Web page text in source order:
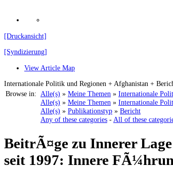
[Druckansicht]
[Syndizierung]
View Article Map
Internationale Politik und Regionen + Afghanistan +
Browse in:
Alle(s) » Meine Themen » Internationale
Alle(s) » Meine Themen » Internationale
Alle(s) » Publikationstyp » Bericht
Any of these categories - All of these
BeitrÃ¤ge zu Innerer
seit 1997: Innere